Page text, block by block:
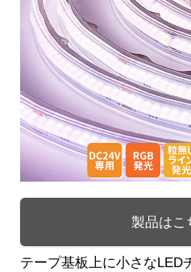
製品はこ
テープ基板上に小さなLED